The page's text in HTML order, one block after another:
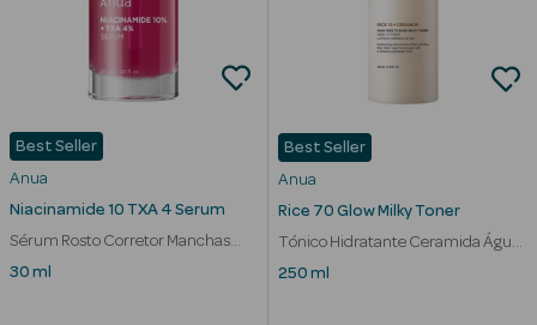
Beauty Season
Beauty Season
Nutricosmética
Beauty Season
Perfumes
Best Seller
Anua
Niacinamide 10 TXA 4 Serum
Sérum Rosto Corretor Manchas
Niacinamida
30 ml
Best Seller
Anua
Rice 70 Glow Milky Toner
Tónico Hidratante Ceramida Água
de Arroz
250 ml